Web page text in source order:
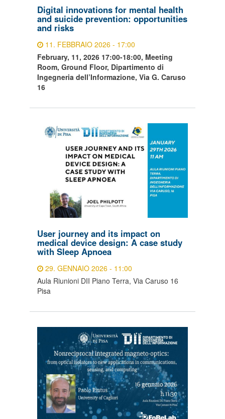
Digital innovations for mental health
and suicide prevention: opportunities
and risks
11. FEBBRAIO 2026 - 17:00
February, 11, 2026 17:00-18:00, Meeting
Room, Ground Floor, Dipartimento di
Ingegneria dell’Informazione, Via G. Caruso
16
User journey and its impact on
medical device design: A case study
with Sleep Apnoea
29. GENNAIO 2026 - 11:00
Aula Riunioni DII Piano Terra, Via Caruso 16
Pisa